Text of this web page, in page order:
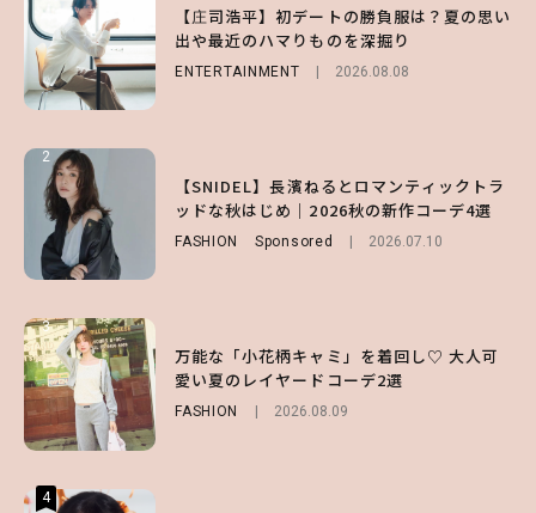
【庄司浩平】初デートの勝負服は？夏の思い
出や最近のハマりものを深掘り
ENTERTAINMENT 2026.08.08
2
【SNIDEL】長濱ねるとロマンティックトラ
ッドな秋はじめ｜2026秋の新作コーデ4選
FASHION Sponsored 2026.07.10
3
万能な「小花柄キャミ」を着回し♡ 大人可
愛い夏のレイヤードコーデ2選
FASHION 2026.08.09
4
キープの秘訣や夏の過ごし方など独占インタ
ビュー！
2
【庄司浩平】初デートの勝負服は？夏の思い
出や最近のハマりものを深掘り
ENTERTAINMENT 2026.08.08
3
【SNIDEL】長濱ねるとロマンティックトラ
ッドな秋はじめ｜2026秋の新作コーデ4選
FASHION Sponsored
4
【SNIDEL】長濱ねるとロマンティックトラ
ッドな秋はじめ｜2026秋の新作コーデ4選
FASHION Sponsored 2026.07.10
2
【付録】総柄ハローキティが可愛すぎ♡ 紀
ノ国屋コラボの“優秀保冷バッグ”は夏の強
い味方！【オトナミューズ9月号増刊】
3
【谷まりあ】夏は“シアースカート”でさり
げなく肌見せ！透け感のニュアンスを楽しめ
るマストハブアイテム4選
4